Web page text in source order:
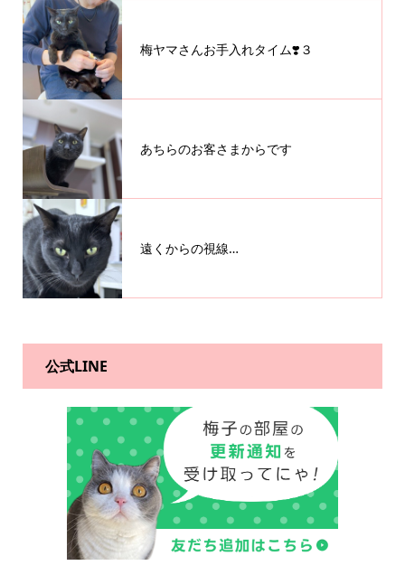
梅ヤマさんお手入れタイム❣️３
あちらのお客さまからです
遠くからの視線…
公式LINE